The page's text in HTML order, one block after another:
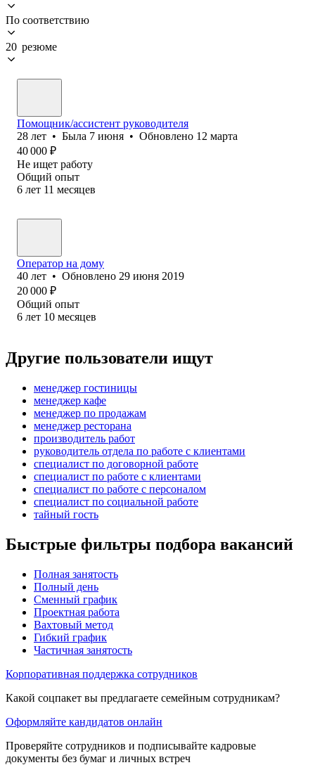
По соответствию
20 резюме
Помощник/ассистент руководителя
28 лет • Была 7 июня • Обновлено 12 марта
40 000 ₽
Не ищет работу
Общий опыт
6 лет 11 месяцев
Оператор на дому
40 лет • Обновлено 29 июня 2019
20 000 ₽
Общий опыт
6 лет 10 месяцев
Другие пользователи ищут
менеджер гостиницы
менеджер кафе
менеджер по продажам
менеджер ресторана
производитель работ
руководитель отдела по работе с клиентами
специалист по договорной работе
специалист по работе с клиентами
специалист по работе с персоналом
специалист по социальной работе
тайный гость
Быстрые фильтры подбора вакансий
Полная занятость
Полный день
Сменный график
Проектная работа
Вахтовый метод
Гибкий график
Частичная занятость
Корпоративная поддержка сотрудников
Какой соцпакет вы предлагаете семейным сотрудникам?
Оформляйте кандидатов онлайн
Проверяйте сотрудников и подписывайте кадровые
документы без бумаг и личных встреч